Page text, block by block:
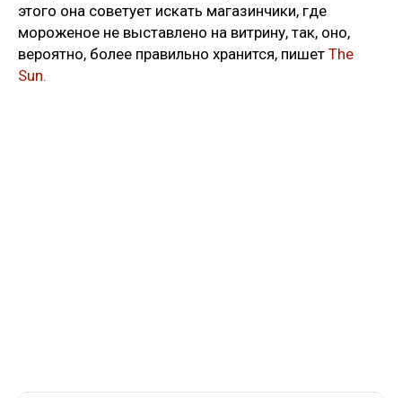
этого она советует искать магазинчики, где
мороженое не выставлено на витрину, так, оно,
вероятно, более правильно хранится, пишет The
Sun.